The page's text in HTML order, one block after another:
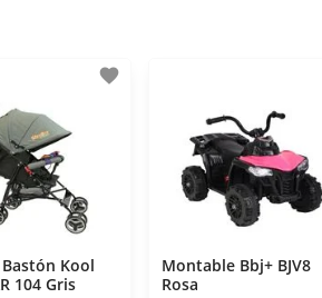
favorite
Kool
104 Gris
Montable Bbj+ BJV8
Rosa